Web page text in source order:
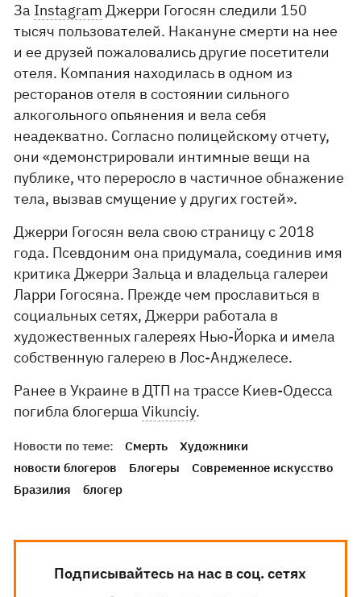
За Instagram Джерри Гогосян следили 150
тысяч пользователей. Накануне смерти на нее
и ее друзей пожаловались другие посетители
отеля. Компания находилась в одном из
ресторанов отеля в состоянии сильного
алкогольного опьянения и вела себя
неадекватно. Согласно полицейскому отчету,
они «демонстрировали интимные вещи на
публике, что переросло в частичное обнажение
тела, вызвав смущение у других гостей».
Джерри Гогосян вела свою страницу с 2018
года. Псевдоним она придумала, соединив имя
критика Джерри Зальца и владельца галереи
Ларри Гогосяна. Прежде чем прославиться в
социальных сетях, Джерри работала в
художественных галереях Нью-Йорка и имела
собственную галерею в Лос-Анджелесе.
Ранее в Украине в ДТП на трассе Киев-Одесса
погибла блогершаVikunciy.
Новости по теме: Смерть
Художники
новости блогеров
Блогеры
Современное искусство
Бразилия
блогер
Подписывайтесь на нас в соц. сетях